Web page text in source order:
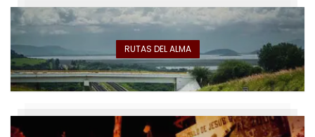
RUTAS DEL ALMA